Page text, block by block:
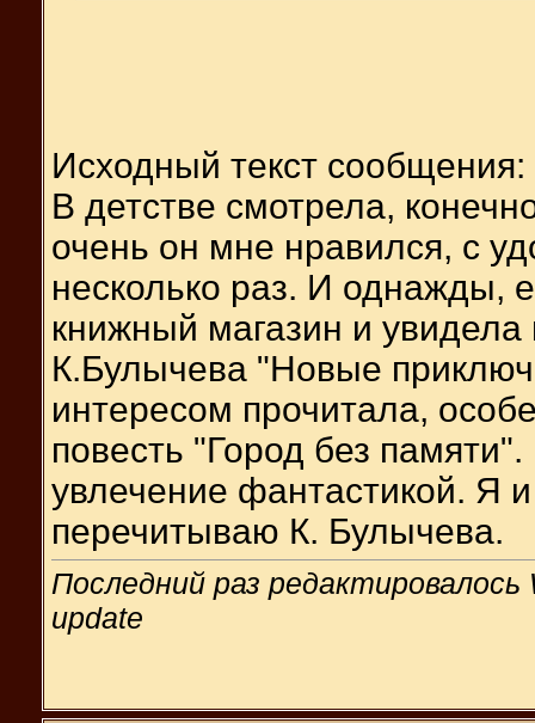
Исходный текст сообщения:
В детстве смотрела,
очень он мне нравился, с
несколько раз. И однажды,
книжный магазин и
К.Булычева "Новые
интересом прочитала,
повесть "Город без
увлечение фантастикой. Я
перечитываю К. Булычева.
Последний раз
update